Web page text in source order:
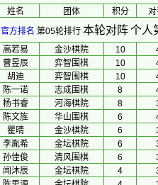
姓名 团体 积分
对
官方排名 第05轮排行 本轮对阵个人
高若易 金沙棋院 10
曹昱辰 弈智围棋 10
胡迪 弈智围棋 10
陈一诺 志成围棋 8
杨书睿 河海棋院 8
陈文旌 华山围棋 6
瞿晴 金沙棋院 6
李胤希 金坛棋院 6
孙佳俊 清风围棋 6
闻沐辰 金坛棋院 4